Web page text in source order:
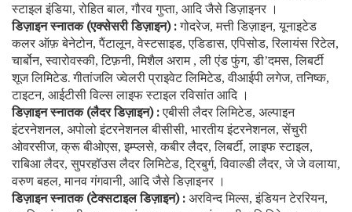
स्टाइल इंडिया,रोहित बाल,गौरव गुप्ता, आदि जैसे डिज़ाइनर ।
डिज़ाइन स्नातक (एक्सेसरी डिज़ाइन) : गोदरेज,मत्ती डिज़ाइन,यूनाइटेड
कलर ऑफ़ बेनेटोन,पैंटालून,वेस्टसाइड,एडिडास,एपिसोड,रिलायंस रिटेल,
चार्बोन,स्वारोवस्की,टिफ़नी,मिशैल अराम ,ली एंड फुंग,डी’दमस,लिबर्टी
शूज लिमिटेड. गीतांजलि ज्वेलरी प्राइवेट लिमिटेड,वीआईपी लगेज,तनिष्क,
टाइटन, आईटीसी विल्स लाइफ स्टाइल रविसांत आदि ।
डिज़ाइन स्नातक (लैदर डिज़ाइन) : एबीसी लैदर लिमिटेड, अल्पाइन
इंटरनेशनल, अपोलो इंटरनेशनल बीसीसी, भारतीय इंटरनेशनल,सेंचुरी
ओवरसीज,क्रू बीओएस,इम्प्लसे,कबीर लैदर,लिबर्टी,लाइफ स्टाइल,
राबिआ लैदर,सुपरहॉउस लैदर लिमिटेड,ट्रिबुर्ग,विवाल्डी लैदर,जे जे वलाया,
वरुण बहल,मानव गंगवानी, आदि जैसे डिज़ाइनर ।
डिज़ाइन स्नातक (टेक्सटाइल डिज़ाइन) : अरविन्द मिल्स,इंडियन टेररियन,